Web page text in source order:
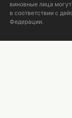
виновные лица
в соответствии с
Федерации.